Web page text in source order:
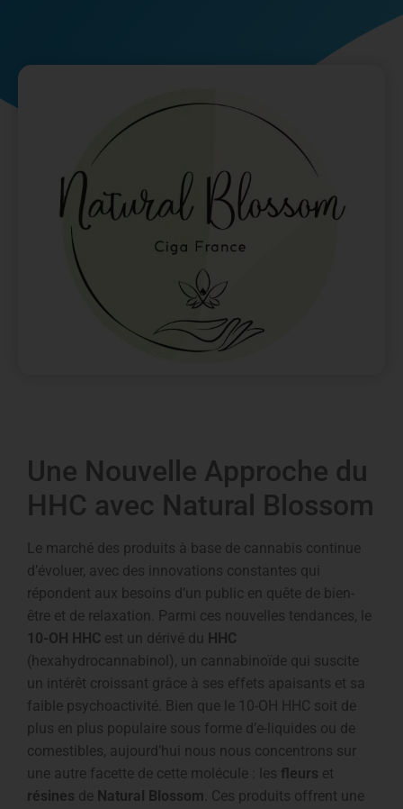
Une Nouvelle Approche du
HHC avec Natural Blossom
Le marché des produits à base de cannabis continue
d’évoluer, avec des innovations constantes qui
répondent aux besoins d’un public en quête de bien-
être et de relaxation. Parmi ces nouvelles tendances, le
10-OH HHC est un dérivé du HHC
(hexahydrocannabinol), un cannabinoïde qui suscite
un intérêt croissant grâce à ses effets apaisants et sa
faible psychoactivité. Bien que le 10-OH HHC soit de
plus en plus populaire sous forme d’e-liquides ou de
comestibles, aujourd’hui nous nous concentrons sur
une autre facette de cette molécule : les fleurs et
résines de Natural Blossom . Ces produits offrent une